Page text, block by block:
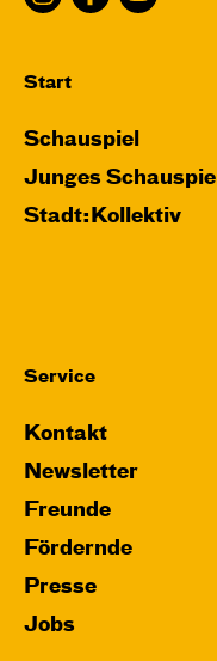
Start
Schauspiel
Junges Schauspiel
Stadt:Kollektiv
Service
Kontakt
Newsletter
Freunde
Fördernde
Presse
Jobs